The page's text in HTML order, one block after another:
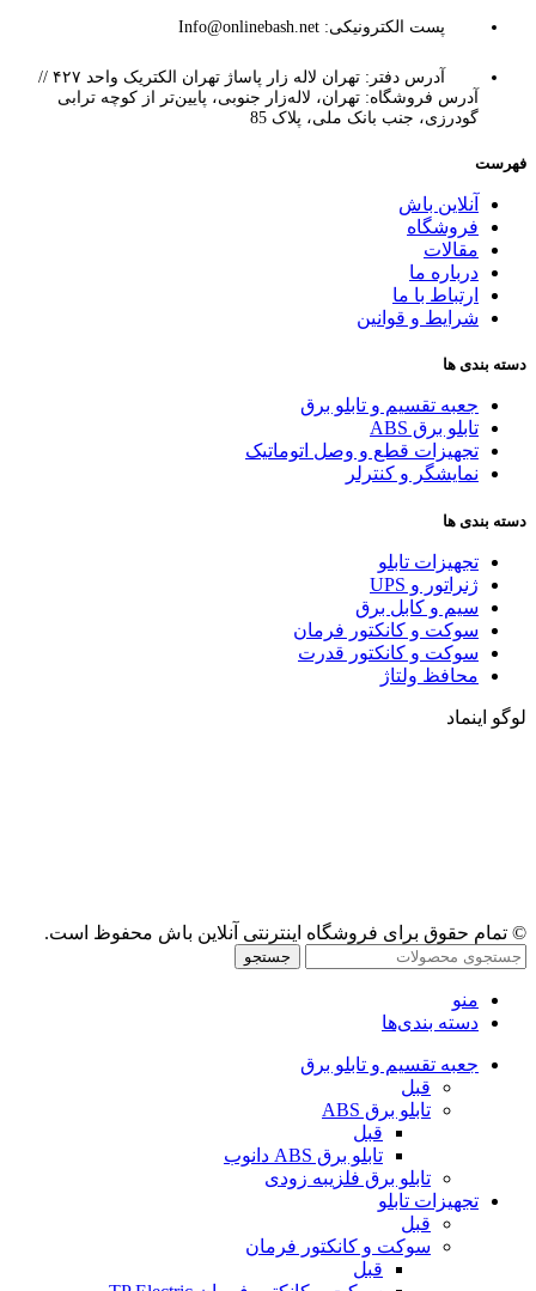
پست الکترونیکی: Info@onlinebash.net
آدرس دفتر: تهران لاله زار پاساژ تهران الکتریک واحد ۴۲۷ //
آدرس فروشگاه: تهران، لاله‌زار جنوبی، پایین‌تر از کوچه ترابی
گودرزی، جنب بانک ملی، پلاک 85
فهرست
آنلاین باش
فروشگاه
مقالات
درباره ما
ارتباط با ما
شرایط و قوانین
دسته بندی ها
جعبه تقسیم و تابلو برق
تابلو برق ABS
تجهیزات قطع و وصل اتوماتیک
نمایشگر و کنترلر
دسته بندی ها
تجهیزات تابلو
ژنراتور و UPS
سیم و کابل برق
سوکت و کانکتور فرمان
سوکت و کانکتور قدرت
محافظ ولتاژ
لوگو اینماد
© تمام حقوق برای فروشگاه اینترنتی آنلاین باش محفوظ است.
جستجو
منو
دسته بندی‌ها
جعبه تقسیم و تابلو برق
قبل
تابلو برق ABS
قبل
تابلو برق ABS دانوب
تابلو برق فلزیبه زودی
تجهیزات تابلو
قبل
سوکت و کانکتور فرمان
قبل